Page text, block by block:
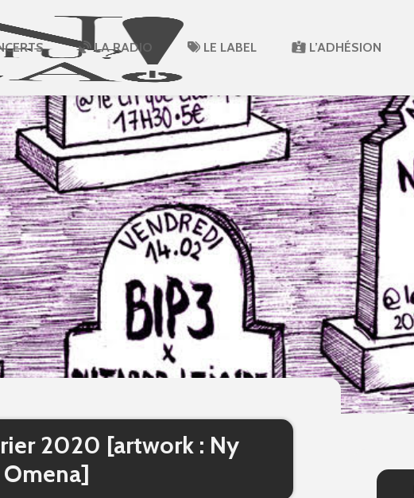
LA RADIO LE LABEL L’ADHÉSION
2020 [artwork : Ny
Omena]